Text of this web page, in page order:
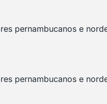
pernambucanos e
pernambucanos e